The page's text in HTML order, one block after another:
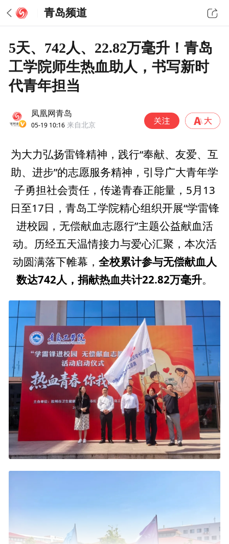
青岛频道
5天、742人、22.82万毫升！青岛
工学院师生热血助人，书写新时
代青年担当
凤凰网青岛
05-19 10:16 来自北京
为大力弘扬雷锋精神，践行“奉献、友爱、互
助、进步”的志愿服务精神，引导广大青年学
子勇担社会责任，传递青春正能量，5月13
日至17日，青岛工学院精心组织开展“学雷锋
进校园，无偿献血志愿行”主题公益献血活
动。历经五天温情接力与爱心汇聚，本次活
动圆满落下帷幕， 全校累计参与无偿献血人
数达742人，捐献热血共计22.82万毫升。